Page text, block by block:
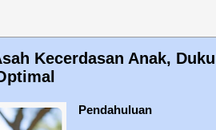
Kecerdasan Anak,
Pendahuluan